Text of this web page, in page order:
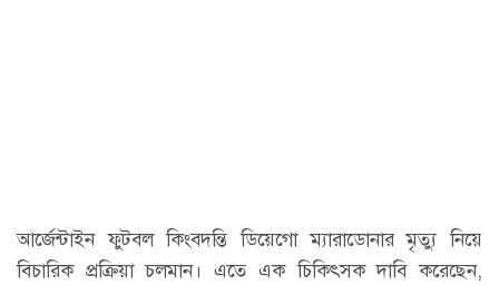
আর্জেন্টাইন ফুটবল কিংবদন্তি ডিয়েগো ম্যারাডোনার মৃত্যু নিয়ে
বিচারিক প্রক্রিয়া চলমান। এতে এক চিকিৎসক দাবি করেছেন,